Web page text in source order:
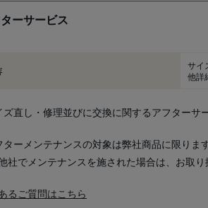
ーサービス
サイ
他詳
ズ直し・修理並びに交換に関するアフターサ
ターメンテナンスの対象は弊社商品に限りま
社でメンテナンスを施された場合は、お取
るご質問はこちら